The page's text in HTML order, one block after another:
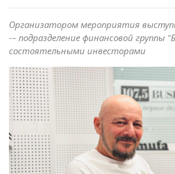
Организатором мероприятия
-– подразделение финансовой группы
состоятельными инвесторами